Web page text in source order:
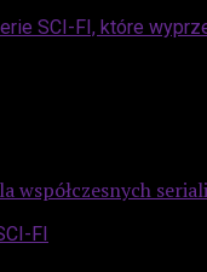
współczesnych